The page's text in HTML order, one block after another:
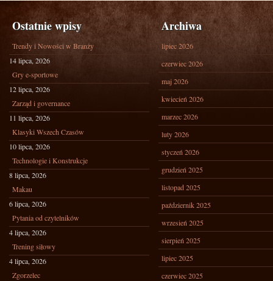
Ostatnie wpisy
Trendy i Nowości w Branży
14 lipca, 2026
Gry e-sportowe
12 lipca, 2026
Zarząd i governance
11 lipca, 2026
Klasyki Wszech Czasów
10 lipca, 2026
Technologie i Konstrukcje
8 lipca, 2026
Makau
6 lipca, 2026
Pytania od czytelników
4 lipca, 2026
Trening siłowy
4 lipca, 2026
Zgorzelec
Archiwa
lipiec 2026
czerwiec 2026
maj 2026
kwiecień 2026
marzec 2026
luty 2026
styczeń 2026
grudzień 2025
listopad 2025
październik 2025
wrzesień 2025
sierpień 2025
lipiec 2025
czerwiec 2025